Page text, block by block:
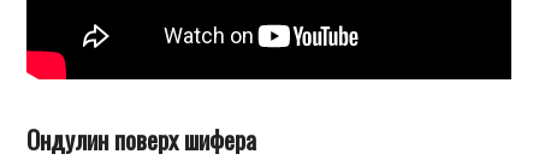
Ондулин поверх шифера